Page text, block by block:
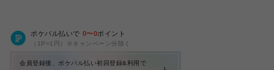
ポケパル払いで 0〜0ポイント
（1P=1円）※キャンペーン分除く
会員登録後、ポケパル払い初回登録&利用で